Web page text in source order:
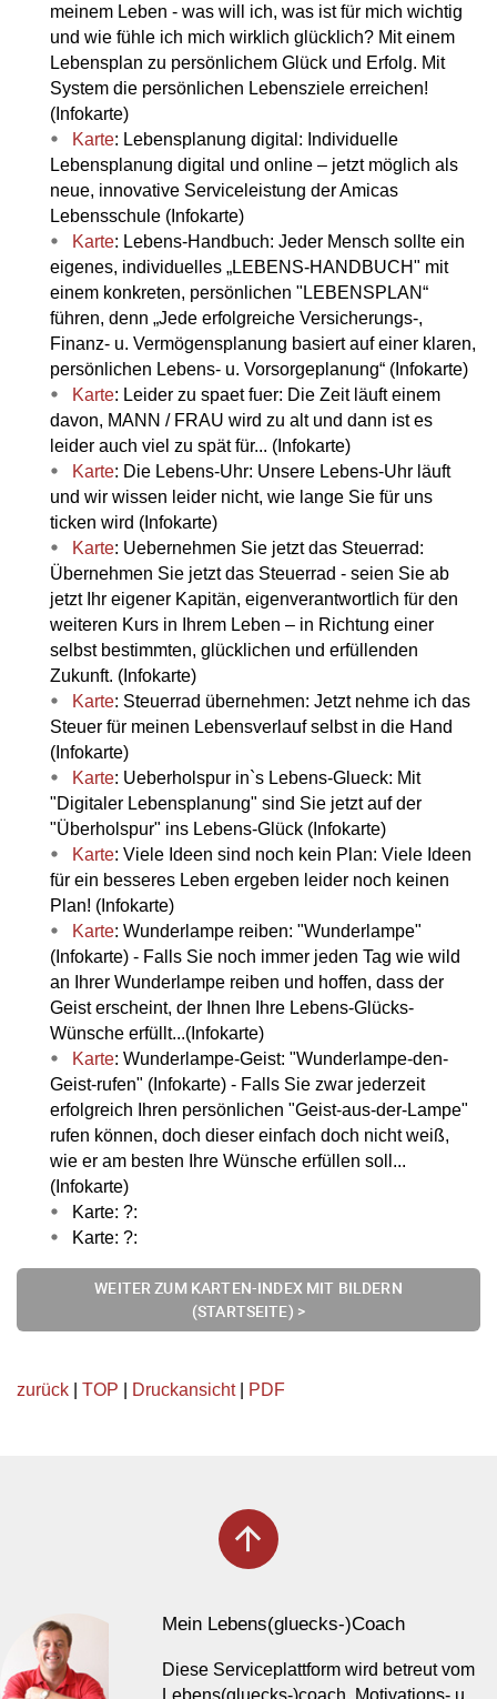
meinem Leben - was will ich, was ist für mich wichtig
und wie fühle ich mich wirklich glücklich? Mit einem
Lebensplan zu persönlichem Glück und Erfolg. Mit
System die persönlichen Lebensziele erreichen!
(Infokarte)
Karte: Lebensplanung digital: Individuelle
Lebensplanung digital und online – jetzt möglich als
neue, innovative Serviceleistung der Amicas
Lebensschule (Infokarte)
Karte: Lebens-Handbuch: Jeder Mensch sollte ein
eigenes, individuelles „LEBENS-HANDBUCH" mit
einem konkreten, persönlichen "LEBENSPLAN“
führen, denn „Jede erfolgreiche Versicherungs-,
Finanz- u. Vermögensplanung basiert auf einer klaren,
persönlichen Lebens- u. Vorsorgeplanung“ (Infokarte)
Karte: Leider zu spaet fuer: Die Zeit läuft einem
davon, MANN / FRAU wird zu alt und dann ist es
leider auch viel zu spät für... (Infokarte)
Karte: Die Lebens-Uhr: Unsere Lebens-Uhr läuft
und wir wissen leider nicht, wie lange Sie für uns
ticken wird (Infokarte)
Karte: Uebernehmen Sie jetzt das Steuerrad:
Übernehmen Sie jetzt das Steuerrad - seien Sie ab
jetzt Ihr eigener Kapitän, eigenverantwortlich für den
weiteren Kurs in Ihrem Leben – in Richtung einer
selbst bestimmten, glücklichen und erfüllenden
Zukunft. (Infokarte)
Karte: Steuerrad übernehmen: Jetzt nehme ich das
Steuer für meinen Lebensverlauf selbst in die Hand
(Infokarte)
Karte: Ueberholspur in`s Lebens-Glueck: Mit
"Digitaler Lebensplanung" sind Sie jetzt auf der
"Überholspur" ins Lebens-Glück (Infokarte)
Karte: Viele Ideen sind noch kein Plan: Viele Ideen
für ein besseres Leben ergeben leider noch keinen
Plan! (Infokarte)
Karte: Wunderlampe reiben: "Wunderlampe"
(Infokarte) - Falls Sie noch immer jeden Tag wie wild
an Ihrer Wunderlampe reiben und hoffen, dass der
Geist erscheint, der Ihnen Ihre Lebens-Glücks-
Wünsche erfüllt...(Infokarte)
Karte: Wunderlampe-Geist: "Wunderlampe-den-
Geist-rufen" (Infokarte) - Falls Sie zwar jederzeit
erfolgreich Ihren persönlichen "Geist-aus-der-Lampe"
rufen können, doch dieser einfach doch nicht weiß,
wie er am besten Ihre Wünsche erfüllen soll...
(Infokarte)
Karte: ?:
Karte: ?:
WEITER ZUM KARTEN-INDEX MIT BILDERN
(STARTSEITE) >
zurück TOP Druckansicht| PDF
arrow_upward
Mein Lebens(gluecks-)Coach
Diese Serviceplattform wird betreut vom